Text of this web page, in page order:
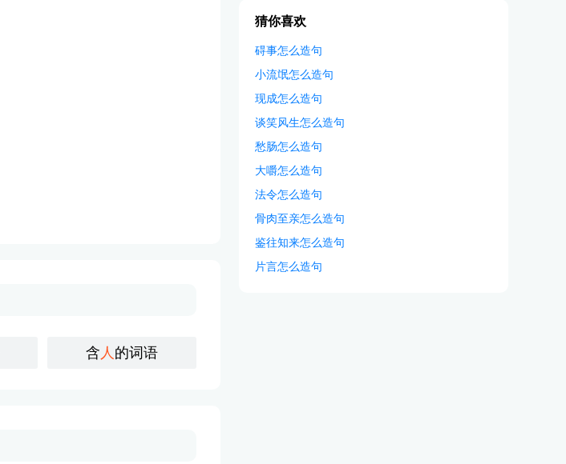
含 人 的词语
猜你喜欢
碍事怎么造句
小流氓怎么造句
现成怎么造句
谈笑风生怎么造句
愁肠怎么造句
大嚼怎么造句
法令怎么造句
骨肉至亲怎么造句
鉴往知来怎么造句
片言怎么造句